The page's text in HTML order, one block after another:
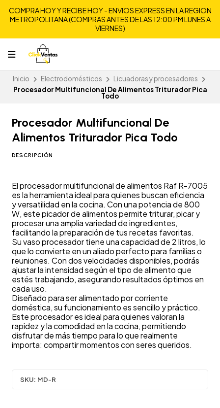
COMPRA HOY Y RECIBE HOY - ENVIOS EXPRESS EN LA REGION
METROPOLITANA (COMPRAS ANTES DE LAS 12:00 PM LUNES A
VIERNES)
Inicio Electrodomésticos
Licuadoras y procesadores
Procesador Multifuncional De Alimentos Triturador Pica
Todo
Procesador Multifuncional De
Alimentos Triturador Pica Todo
DESCRIPCIÓN
El procesador multifuncional de alimentos Raf R-7005
es la herramienta ideal para quienes buscan eficiencia
y versatilidad en la cocina. Con una potencia de 800
W, este picador de alimentos permite triturar, picar y
procesar una amplia variedad de ingredientes,
facilitando la preparación de tus recetas favoritas.
Su vaso procesador tiene una capacidad de 2 litros, lo
que lo convierte en un aliado perfecto para familias o
reuniones. Con dos velocidades disponibles, podrás
ajustar la intensidad según el tipo de alimento que
estés trabajando, asegurando resultados óptimos en
cada uso.
Diseñado para ser alimentado por corriente
doméstica, su funcionamiento es sencillo y práctico.
Este procesador es ideal para quienes valoran la
rapidez y la comodidad en la cocina, permitiendo
disfrutar de más tiempo para lo que realmente
importa: compartir momentos con seres queridos.
SKU: MD-R